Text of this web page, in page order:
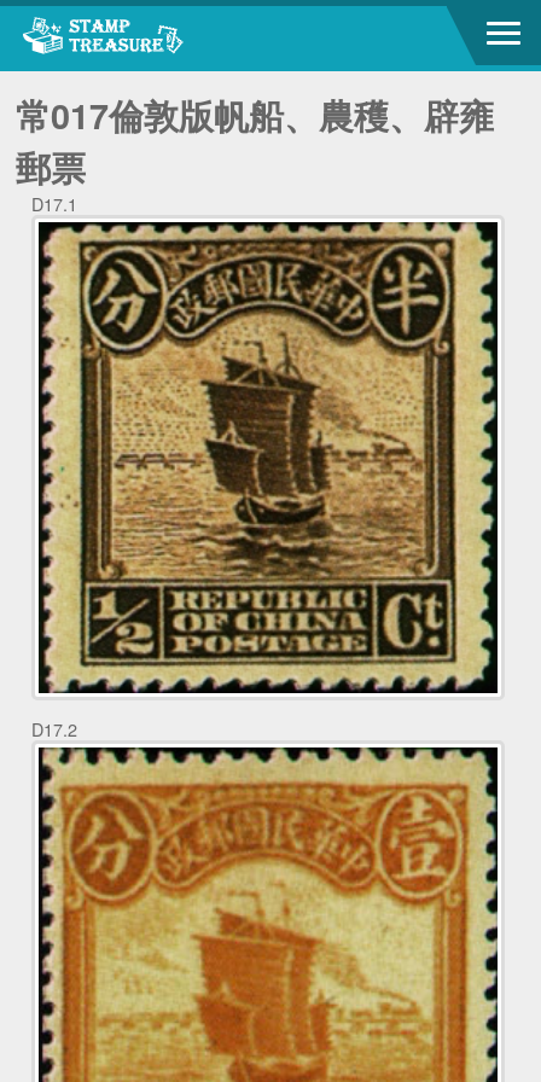
常017倫敦版帆船、農穫、辟雍
郵票
D17.1
D17.2